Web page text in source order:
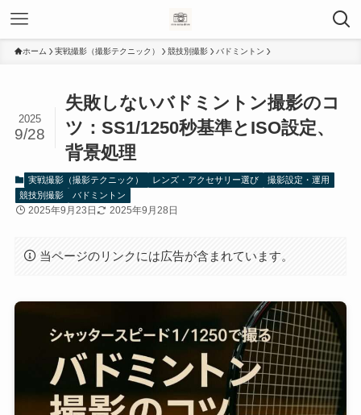
ホーム 実戦撮影（撮影テクニック） 競技別撮影 バドミントン
失敗しないバドミントン撮影のコ
ツ：SS1/1250秒基準とISO設定、
背景処理
2025
9/28
実戦撮影（撮影テクニック） レンズ・アクセサリー選び
撮影設定・運用
競技別撮影
バドミントン
2025年9月23日 2025年9月28日
当ページのリンクには広告が含まれています。